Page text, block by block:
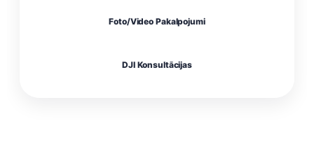
Foto/Video Pakalpojumi
DJI Konsultācijas